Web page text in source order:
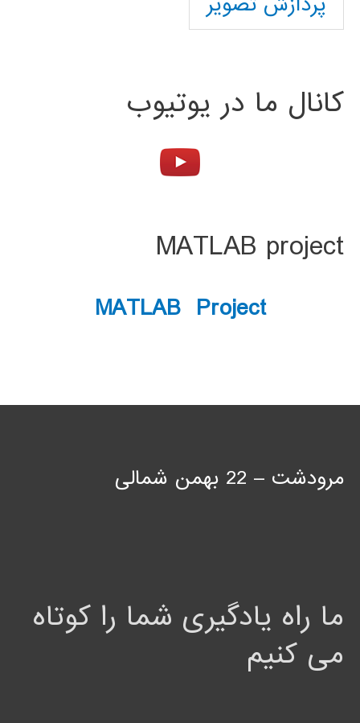
کانال ما در یوتیوب
MATLAB project
MATLAB Project
مرودشت – 22 بهمن شمالی
ما راه یادگیری شما را کوتاه
می کنیم